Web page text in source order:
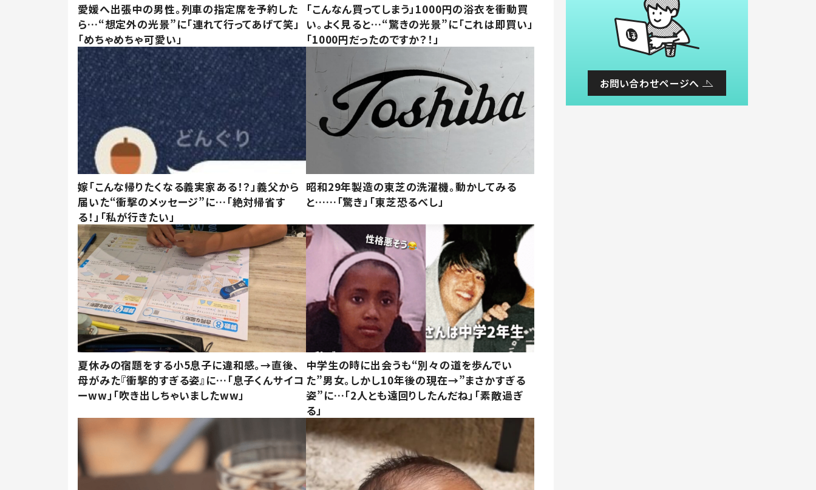
愛媛へ出張中の男性。列車の指定席を予約した
ら…“想定外の光景”に「連れて行ってあげて笑」
「めちゃめちゃ可愛い」
「こんなん買ってしまう」1000円の浴衣を衝動買
い。よく見ると…“驚きの光景”に「これは即買い」
「1000円だったのですか？！」
嫁「こんな帰りたくなる義実家ある！？」義父から
届いた“衝撃のメッセージ”に…「絶対帰省す
る！」「私が行きたい」
昭和29年製造の東芝の洗濯機。動かしてみる
と……「驚き」「東芝恐るべし」
夏休みの宿題をする小5息子に違和感。→直後、
母がみた『衝撃的すぎる姿』に…「息子くんサイコ
ーww」「吹き出しちゃいましたww」
中学生の時に出会うも“別々の道を歩んでい
た”男女。しかし10年後の現在→”まさかすぎる
姿”に…「2人とも遠回りしたんだね」「素敵過ぎ
る」
お問い合わせページへ